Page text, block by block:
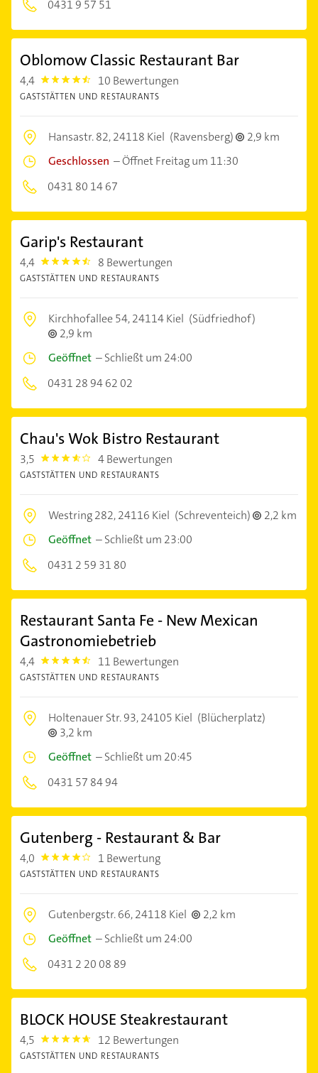
0431 9 57 51
Oblomow Classic Restaurant Bar
4,4 4.4 10 Bewertungen
GASTSTÄTTEN UND RESTAURANTS
Hansastr. 82,24118 Kiel (Ravensberg)
2,9 km
Geschlossen –Öffnet Freitag um 11:30
0431 80 14 67
Garip's Restaurant
4,4 4.4 8 Bewertungen
GASTSTÄTTEN UND RESTAURANTS
Kirchhofallee 54,24114 Kiel (Südfriedhof)
2,9 km
Geöffnet –Schließt um 24:00
0431 28 94 62 02
Chau's Wok Bistro Restaurant
3,5 3.5 4 Bewertungen
GASTSTÄTTEN UND RESTAURANTS
Westring 282,24116 Kiel (Schreventeich)
2,2 km
Geöffnet –Schließt um 23:00
0431 2 59 31 80
Restaurant Santa Fe - New Mexican
Gastronomiebetrieb
4,4 4.4 11 Bewertungen
GASTSTÄTTEN UND RESTAURANTS
Holtenauer Str. 93,24105 Kiel (Blücherplatz)
3,2 km
Geöffnet –Schließt um 20:45
0431 57 84 94
Gutenberg - Restaurant & Bar
4,0 4.0 1 Bewertung
GASTSTÄTTEN UND RESTAURANTS
Gutenbergstr. 66,24118 Kiel
2,2 km
Geöffnet –Schließt um 24:00
0431 2 20 08 89
BLOCK HOUSE Steakrestaurant
4,5 4.5 12 Bewertungen
GASTSTÄTTEN UND RESTAURANTS